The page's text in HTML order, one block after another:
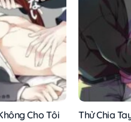
Cho Tôi
Thử Chia